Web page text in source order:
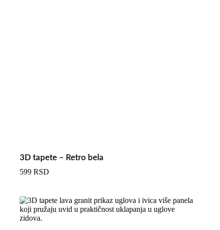
3D tapete – Retro bela
599 RSD